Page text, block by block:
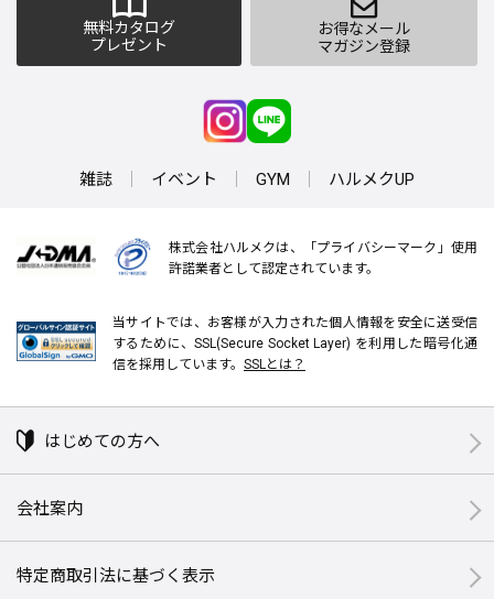
無料カタログ
プレゼント
お得なメール
マガジン登録
雑誌 イベント GYM ハルメクUP
株式会社ハルメクは、「プライバシーマーク」使用
許諾業者として認定されています。
当サイトでは、お客様が入力された個人情報を安全に送受信
するために、SSL(Secure Socket Layer) を利用した暗号化通
信を採用しています。 SSLとは？
はじめての方へ
会社案内
特定商取引法に基づく表示